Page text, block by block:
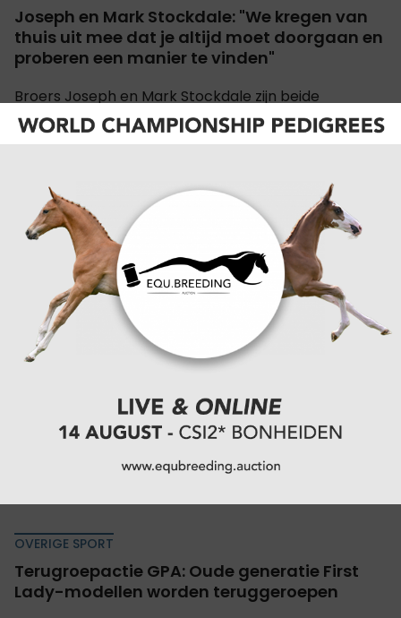
Joseph en Mark Stockdale: "We kregen van
thuis uit mee dat je altijd moet doorgaan en
proberen een manier te vinden"
Broers Joseph en Mark Stockdale zijn beide
opkomende sterren in hun respectievelijke sporten
- Joseph in de springsport en Mark in het spelen van
21-02-2024
OVERIGE SPORT
Terugroepactie GPA: Oude generatie First
Lady-modellen worden teruggeroepen